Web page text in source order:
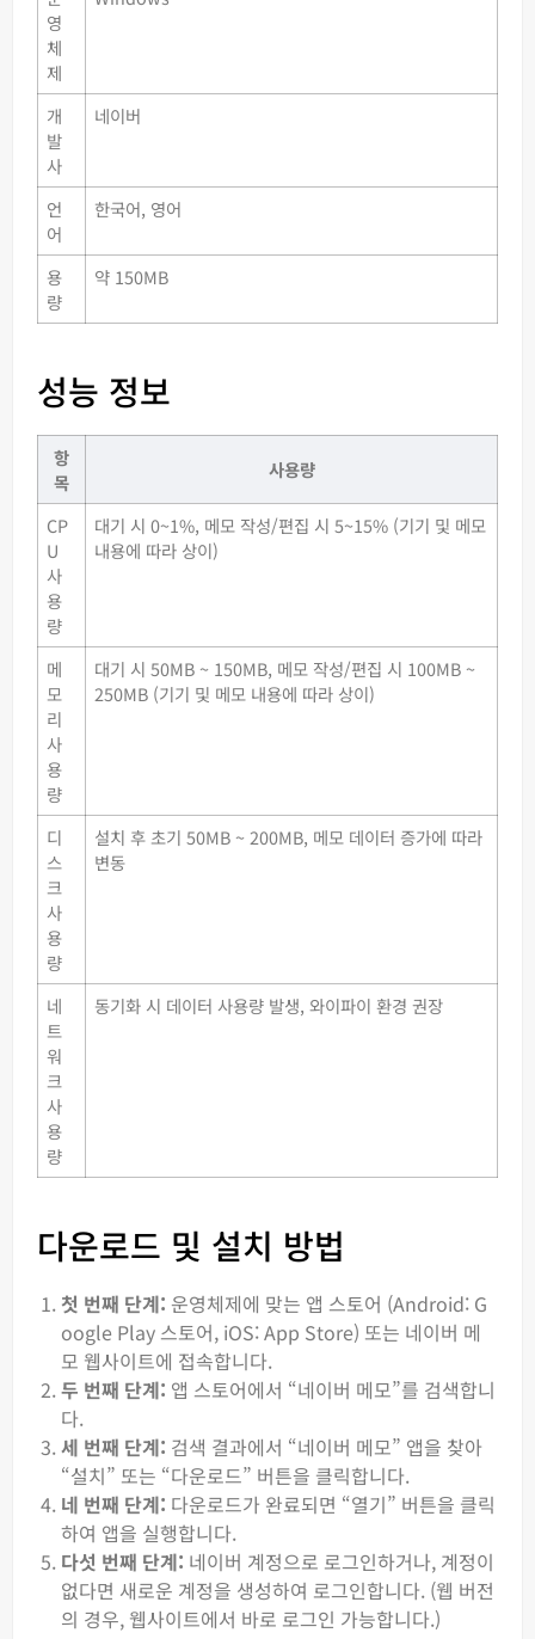
영
체
제
개
발
사
네이버
언
어
한국어, 영어
용
량
약 150MB
성능 정보
항
목
사용량
CP
U
사
용
량
대기 시 0~1%, 메모 작성/편집 시 5~15% (기기 및 메모
내용에 따라 상이)
메
모
리
사
용
량
대기 시 50MB ~ 150MB, 메모 작성/편집 시 100MB ~
250MB (기기 및 메모 내용에 따라 상이)
디
스
크
사
용
량
설치 후 초기 50MB ~ 200MB, 메모 데이터 증가에 따라
변동
네
트
워
크
사
용
량
동기화 시 데이터 사용량 발생, 와이파이 환경 권장
다운로드 및 설치 방법
첫 번째 단계: 운영체제에 맞는 앱 스토어 (Android: G
oogle Play 스토어, iOS: App Store) 또는 네이버 메
모 웹사이트에 접속합니다.
두 번째 단계: 앱 스토어에서 “네이버 메모”를 검색합니
다.
세 번째 단계: 검색 결과에서 “네이버 메모” 앱을 찾아
“설치” 또는 “다운로드” 버튼을 클릭합니다.
네 번째 단계: 다운로드가 완료되면 “열기” 버튼을 클릭
하여 앱을 실행합니다.
다섯 번째 단계: 네이버 계정으로 로그인하거나, 계정이
없다면 새로운 계정을 생성하여 로그인합니다. (웹 버전
의 경우, 웹사이트에서 바로 로그인 가능합니다.)